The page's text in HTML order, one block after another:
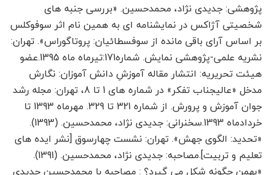
پژوهشی: جدیدی نژاد، محمدحسین. «بررسی جنبه های
شخصیتی آژاکس در نمایشنامه ای به همین نام اثر سوفوکلس
بر اساس آرای باقی مانده از سوفسطائیان: پروتاگوراس». تهران:
نشریه علمی-پژوهشی نمایش. شماره171:تیرماه ماه 1395.عضو
هیئت تحریریه: انتشار مقاله آموزشِ دانش آموزان: نگارش
مدخل «عالیجناب تفکر» در شماره های 1 تا 8، تهران: مجله رشد
جوان آموزش و پرورش. از شماره 321 تا 329. مهرماه 1393 تا
خردادماه 1393.سخنرانی: جدیدی نژاد، محمدحسین. (1393).
«تحدید: الگوی جهش». تهران: نشست چهارسوق [نشر ایده های
تعلیم و تربیت].مصاحبه: جدیدی نژاد، محمدحسین. (1391).
«بهمن چگونه شکل می گیرد؟ : مصاحبه با محمدحسین جدیدی